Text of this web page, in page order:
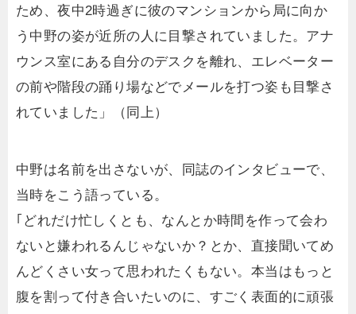
ため、夜中2時過ぎに彼のマンションから局に向か
う中野の姿が近所の人に目撃されていました。アナ
ウンス室にある自分のデスクを離れ、エレベーター
の前や階段の踊り場などでメールを打つ姿も目撃さ
れていました」（同上）
中野は名前を出さないが、同誌のインタビューで、
当時をこう語っている。
｢どれだけ忙しくとも、なんとか時間を作って会わ
ないと嫌われるんじゃないか？とか、直接聞いてめ
んどくさい女って思われたくもない。本当はもっと
腹を割って付き合いたいのに、すごく表面的に頑張